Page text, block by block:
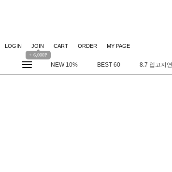
LOGIN JOIN
+ 6,000P
CART ORDER MY PAGE
NEW 10% BEST 60 8.7 입고지연